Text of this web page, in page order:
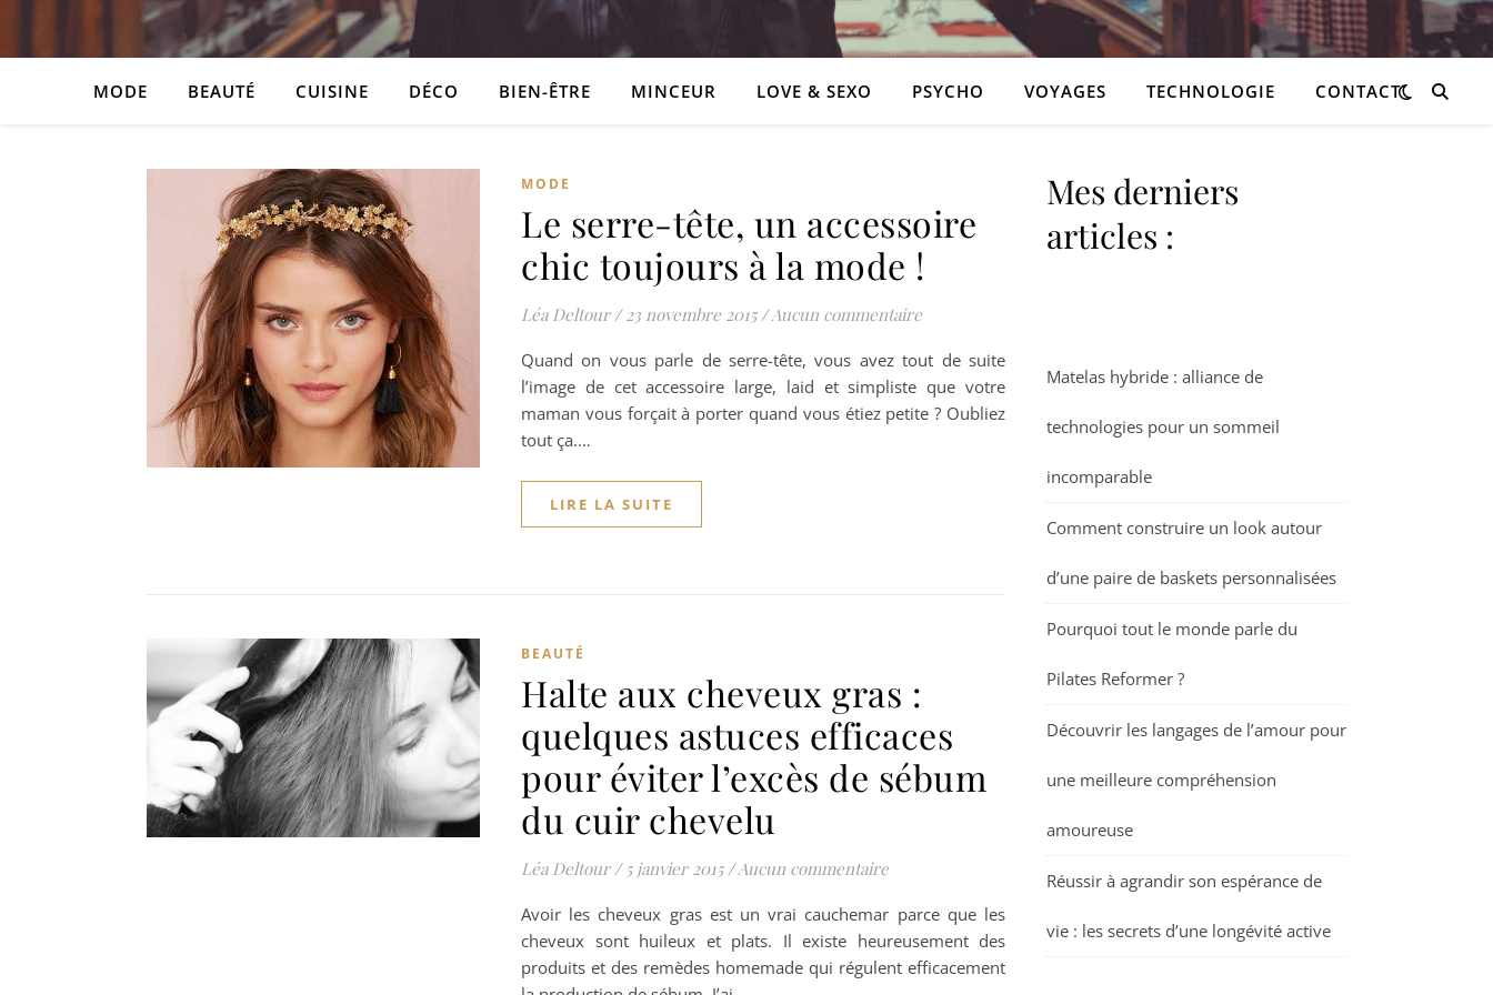
MODE BEAUTÉ CUISINE DÉCO BIEN-ÊTRE MINCEUR LOVE & SEXO PSYCHO VOYAGES TECHNOLOGIE CONTACT
MODE
Le serre-tête, un accessoire
chic toujours à la mode !
Léa Deltour / 23 novembre 2015 /Aucun commentaire
Quand on vous parle de serre-tête, vous avez tout de suite
l’image de cet accessoire large, laid et simpliste que votre
maman vous forçait à porter quand vous étiez petite ? Oubliez
tout ça.…
LIRE LA SUITE
BEAUTÉ
Halte aux cheveux gras :
quelques astuces efficaces
pour éviter l’excès de sébum
du cuir chevelu
Léa Deltour / 5 janvier 2015 /Aucun commentaire
Avoir les cheveux gras est un vrai cauchemar parce que les
cheveux sont huileux et plats. Il existe heureusement des
produits et des remèdes homemade qui régulent efficacement
Mes derniers
articles :
Matelas hybride : alliance de
technologies pour un sommeil
incomparable
Comment construire un look autour
d’une paire de baskets personnalisées
Pourquoi tout le monde parle du
Pilates Reformer ?
Découvrir les langages de l’amour pour
une meilleure compréhension
amoureuse
Réussir à agrandir son espérance de
vie : les secrets d’une longévité active